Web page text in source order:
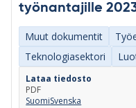
työnantajille
Muut dokumentit
Teknologiasektori
Lataa tiedosto
PDF
SuomiSvenska